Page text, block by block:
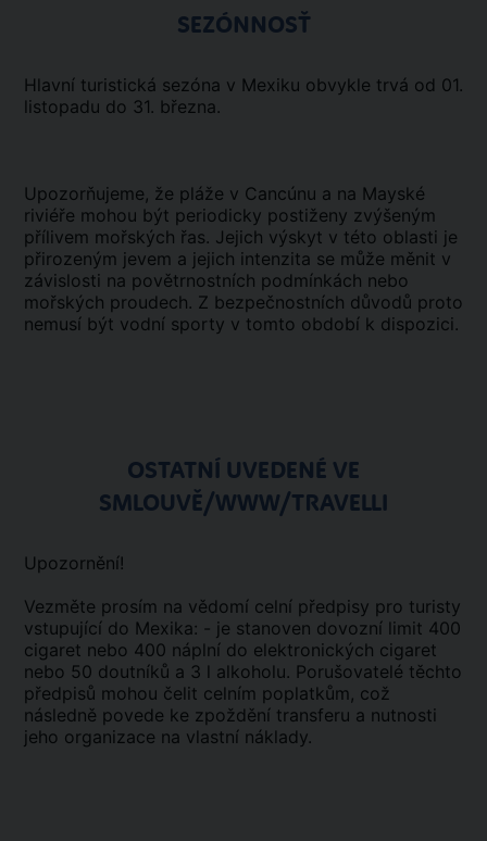
SEZÓNNOSŤ
Hlavní turistická sezóna v Mexiku obvykle trvá od 01.
listopadu do 31. března.
Upozorňujeme, že pláže v Cancúnu a na Mayské
riviéře mohou být periodicky postiženy zvýšeným
přílivem mořských řas. Jejich výskyt v této oblasti je
přirozeným jevem a jejich intenzita se může měnit v
závislosti na povětrnostních podmínkách nebo
mořských proudech. Z bezpečnostních důvodů proto
nemusí být vodní sporty v tomto období k dispozici.
OSTATNÍ UVEDENÉ VE
SMLOUVĚ/WWW/TRAVELLI
Upozornění!
Vezměte prosím na vědomí celní předpisy pro turisty
vstupující do Mexika: - je stanoven dovozní limit 400
cigaret nebo 400 náplní do elektronických cigaret
nebo 50 doutníků a 3 l alkoholu. Porušovatelé těchto
předpisů mohou čelit celním poplatkům, což
následně povede ke zpoždění transferu a nutnosti
jeho organizace na vlastní náklady.